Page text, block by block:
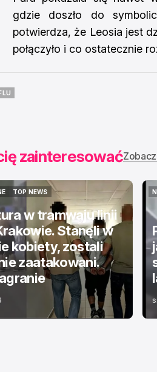
gdzie doszło do
potwierdza, że Leosia jest
połączyło i co ostatecznie
zainteresować
TOP NEWS
w tramwaju linii
Stanęli w
kobiety, zostali
zaatakowani.